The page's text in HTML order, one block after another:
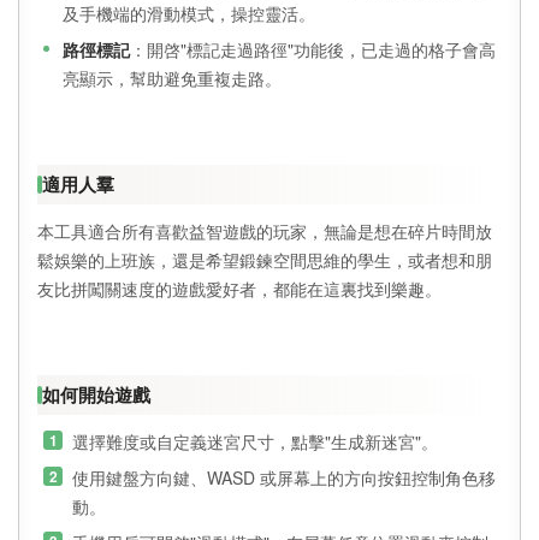
及手機端的滑動模式，操控靈活。
路徑標記：開啓"標記走過路徑"功能後，已走過的格子會高
亮顯示，幫助避免重複走路。
適用人羣
本工具適合所有喜歡益智遊戲的玩家，無論是想在碎片時間放
鬆娛樂的上班族，還是希望鍛鍊空間思維的學生，或者想和朋
友比拼闖關速度的遊戲愛好者，都能在這裏找到樂趣。
如何開始遊戲
選擇難度或自定義迷宮尺寸，點擊"生成新迷宮"。
使用鍵盤方向鍵、WASD 或屏幕上的方向按鈕控制角色移
動。